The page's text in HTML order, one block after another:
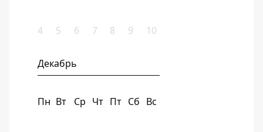
4 5 6 7 8 9 10
Декабрь
Пн Вт Ср Чт Пт Сб Вс